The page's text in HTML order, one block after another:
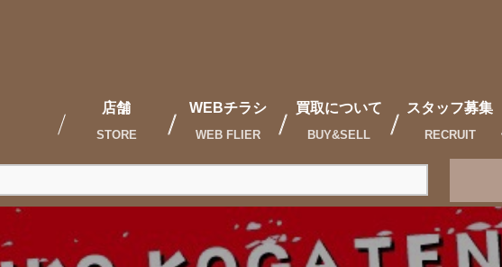
店舗
STORE
WEBチラシ
WEB FLIER
買取について
BUY&SELL
スタッフ募集
RECRUIT